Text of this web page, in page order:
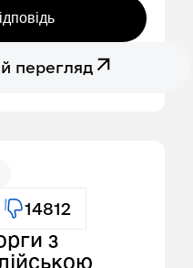
перегляд
14812
з